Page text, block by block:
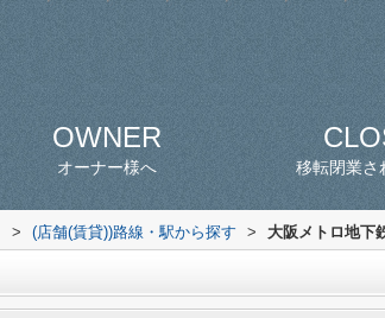
OWNER
オーナー様へ 移転閉業さ
> (店舗(賃貸))路線・駅から探す > 大阪メトロ地下